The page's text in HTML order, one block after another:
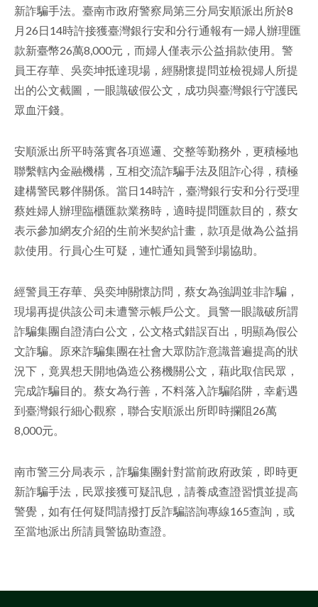
新詐騙手法。臺南市政府警察局第三分局安順派出所於8
月26日14時許接獲臺灣銀行安和分行通報有一婦人辦理匯
款新臺幣26萬8,000元，而婦人僅表示公益捐款使用。警
員王存華、吳奕坤抵達現場，經關懷提問並檢視婦人所提
出的公文截圖，一眼識破假公文，成功與臺灣銀行守護民
眾血汗錢。
安順派出所平時落實各項巡邏、交整等勤務外，更積極地
聯繫轄內金融機構，互相交流詐騙手法及阻詐心得，積極
建構警民夥伴關係。當日14時許，臺灣銀行安和分行受理
蔡姓婦人辦理臨櫃匯款業務時，適時提問匯款目的，蔡女
表示參加網友介紹的生前米契約計畫，款項是做為公益捐
款使用。行員心生可疑，連忙通知員警到場協助。
經警員王存華、吳奕坤關懷訪問，蔡女為強調並非詐騙，
現場再提供該公司未遭警示帳戶公文。員警一眼識破所謂
詐騙集團自證清白公文，公文格式錯誤百出，明顯為假公
文詐騙。原來詐騙集團在社會大眾防詐意識普遍提高的狀
況下，竟異想天開地偽造公務機關公文，藉此取信民眾，
完成詐騙目的。蔡女為行善，不料落入詐騙陷阱，幸虧遇
到臺灣銀行細心觀察，聯合安順派出所即時攔阻26萬
8,000元。
南市警三分局表示，詐騙集團針對當前政府政策，即時更
新詐騙手法，民眾接獲可疑訊息，請養成查證習慣並提高
警覺，如有任何疑問請撥打反詐騙諮詢專線165查詢，或
至當地派出所請員警協助查證。